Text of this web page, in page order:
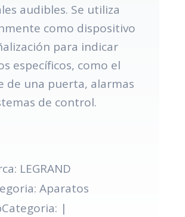
audibles. Se utiliza
como dispositivo
para indicar
específicos, como el
de una puerta, alarmas
de control.
LEGRAND
Aparatos
|